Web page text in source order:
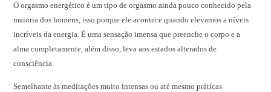
O orgasmo energético é um tipo de orgasmo ainda pouco conhecido pela
maioria dos homens, isso porque ele acontece quando elevamos a níveis
incríveis da energia. É uma sensação imensa que preenche o corpo e a
alma completamente, além disso, leva aos estados alterados de
consciência.
Semelhante às meditações muito intensas ou até mesmo práticas